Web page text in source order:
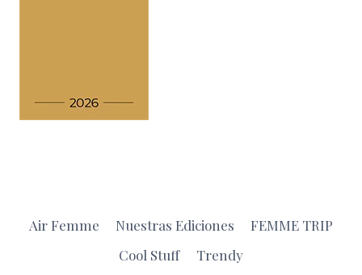
Air Femme Nuestras Ediciones
FEMME TRIP
Cool Stuff
Trendy